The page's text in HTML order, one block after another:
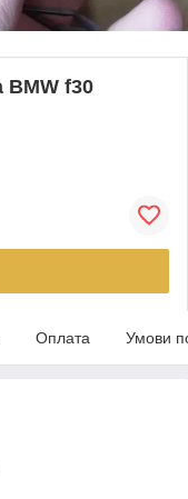
BMW f30
Оплата Умови